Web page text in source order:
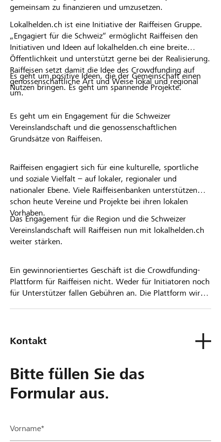
gemeinsam zu finanzieren und umzusetzen.
Lokalhelden.ch ist eine Initiative der Raiffeisen Gruppe.
„Engagiert für die Schweiz“ ermöglicht Raiffeisen den
Initiativen und Ideen auf lokalhelden.ch eine breite
Öffentlichkeit und unterstützt gerne bei der Realisierung.
Raiffeisen setzt damit die Idee des Crowdfunding auf
genossenschaftliche Art und Weise lokal und regional
um.
Es geht um positive Ideen, die der Gemeinschaft einen
Nutzen bringen. Es geht um spannende Projekte.
Es geht um ein Engagement für die Schweizer
Vereinslandschaft und die genossenschaftlichen
Grundsätze von Raiffeisen.
Raiffeisen engagiert sich für eine kulturelle, sportliche
und soziale Vielfalt – auf lokaler, regionaler und
nationaler Ebene. Viele Raiffeisenbanken unterstützen
schon heute Vereine und Projekte bei ihren lokalen
Vorhaben.
Das Engagement für die Region und die Schweizer
Vereinslandschaft will Raiffeisen nun mit lokalhelden.ch
weiter stärken.
Ein gewinnorientiertes Geschäft ist die Crowdfunding-
Plattform für Raiffeisen nicht. Weder für Initiatoren noch
für Unterstützer fallen Gebühren an. Die Plattform wird
Kontakt
Bitte füllen Sie das
Formular aus.
Vorname*